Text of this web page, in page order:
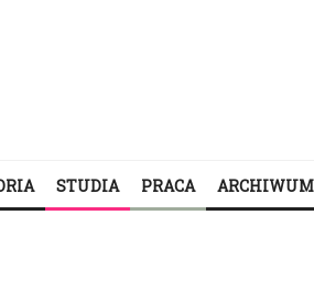
STUDIA PRACA ARCHIWUM